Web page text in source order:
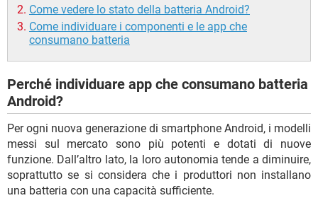
Come vedere lo stato della batteria Android?
Come individuare i componenti e le app che
consumano batteria
Perché individuare app che consumano batteria
Android?
Per ogni nuova generazione di smartphone Android, i modelli
messi sul mercato sono più potenti e dotati di nuove
funzione. Dall’altro lato, la loro autonomia tende a diminuire,
soprattutto se si considera che i produttori non installano
una batteria con una capacità sufficiente.